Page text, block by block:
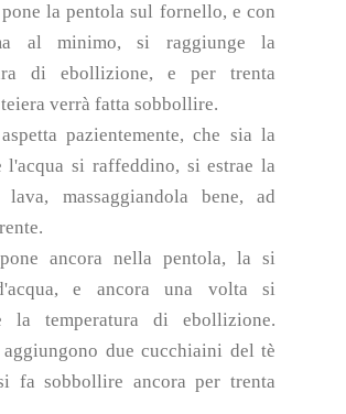
la pentola sul fornello, e con
al minimo, si raggiunge la
di ebollizione, e per trenta
verrà fatta sobbollire.
pazientemente, che sia la
l'acqua si raffeddino, si estrae la
massaggiandola bene, ad
ancora nella pentola, la si
e ancora una volta si
la temperatura di ebollizione.
due cucchiaini del tè
fa sobbollire ancora per trenta